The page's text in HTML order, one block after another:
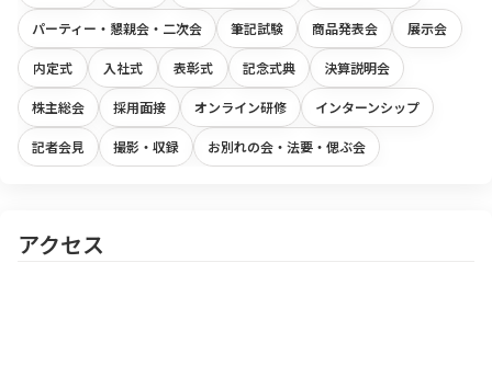
パーティー・懇親会・二次会 筆記試験 商品発表会 展示会
内定式 入社式 表彰式 記念式典 決算説明会
株主総会 採用面接 オンライン研修 インターンシップ
記者会見 撮影・収録 お別れの会・法要・偲ぶ会
アクセス